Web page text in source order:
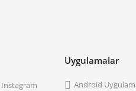
Instagram
Uygulamalar
Android